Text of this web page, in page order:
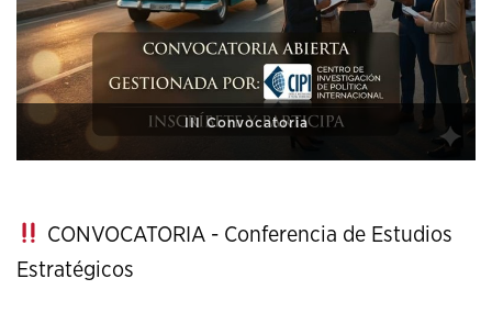
XI Conference on Strategic Studies
CONVOCATORIA - Conferencia de Estudios
Estratégicos